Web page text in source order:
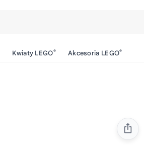
Kwiaty LEGO® Akcesoria LEGO®